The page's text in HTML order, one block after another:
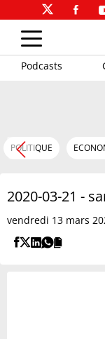
Podcasts
POLITIQUE
2020-03-21 -
vendredi 13 mars